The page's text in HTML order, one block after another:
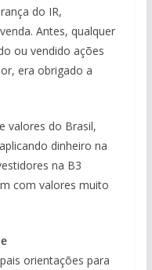
do IR,
Antes, qualquer
ou vendido ações
era obrigado a
valores do Brasil,
dinheiro na
na B3
com valores muito
orientações para